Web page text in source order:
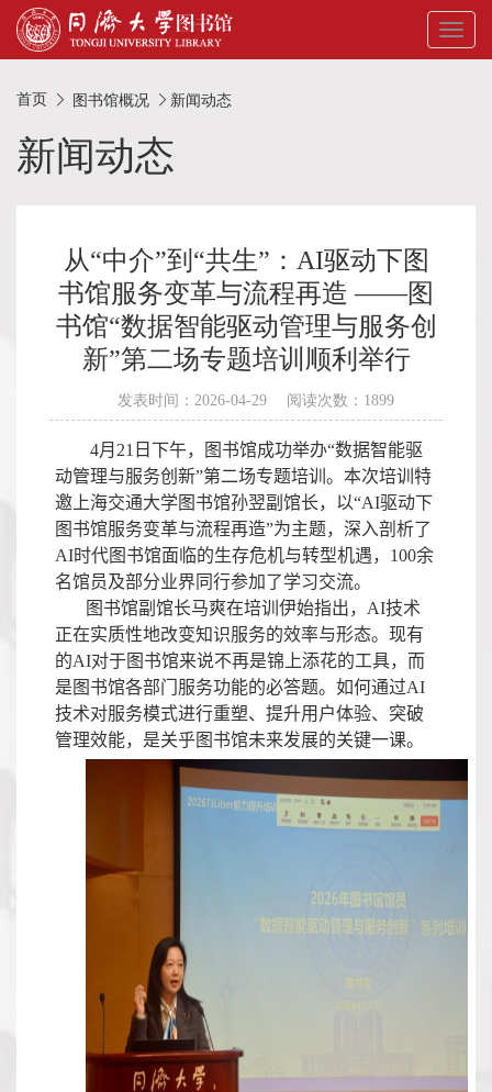
Toggle
首页 图书馆概况 新闻动态
新闻动态
从“中介”到“共生”：AI驱动下图
书馆服务变革与流程再造 ——图
书馆“数据智能驱动管理与服务创
新”第二场专题培训顺利举行
发表时间：2026-04-29 阅读次数：1899
4月 21 日下午，图书馆成功举办“数据智能驱
动管理与服务创新”第二场专题培训。本次培训特
邀上海交通大学图书馆孙翌副馆长，以“AI驱动下
图书馆服务变革与流程再造”为主题，深入剖析了
AI时代图书馆面临的生存危机与转型机遇， 100余
名馆员及部分业界同行参加了学习交流。
图书馆副馆长马爽在培训伊始指出， AI技术
正在实质性地改变知识服务的效率与形态。现有
的AI对于图书馆来说不再是锦上添花的工具，而
是图书馆各部门服务功能的必答题。如何通过AI
技术对服务模式进行重塑、提升用户体验、突破
管理效能，是关乎图书馆未来发展的关键一课。